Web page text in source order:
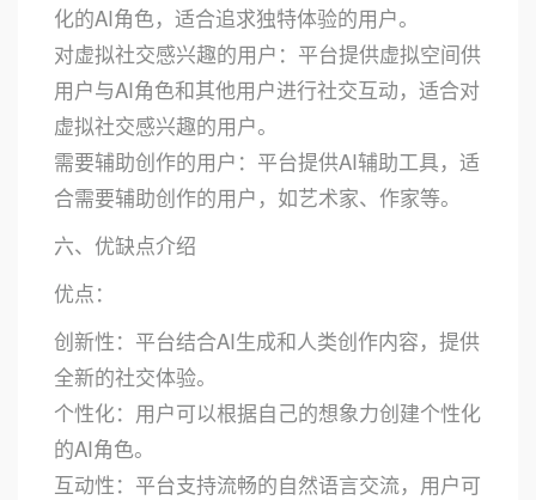
化的AI角色，适合追求独特体验的用户。
对虚拟社交感兴趣的用户：平台提供虚拟空间供
用户与AI角色和其他用户进行社交互动，适合对
虚拟社交感兴趣的用户。
需要辅助创作的用户：平台提供AI辅助工具，适
合需要辅助创作的用户，如艺术家、作家等。
六、优缺点介绍
优点：
创新性：平台结合AI生成和人类创作内容，提供
全新的社交体验。
个性化：用户可以根据自己的想象力创建个性化
的AI角色。
互动性：平台支持流畅的自然语言交流，用户可